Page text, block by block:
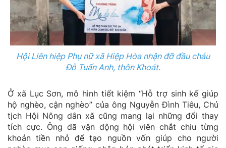
Hội Liên hiệp Phụ nữ xã Hiệp Hòa nhận đỡ đầu cháu
Đỗ Tuấn Anh, thôn Khoát.
Ở xã Lục Sơn, mô hình tiết kiệm “Hỗ trợ sinh kế giúp
hộ nghèo, cận nghèo” của ông Nguyễn Đình Tiêu, Chủ
tịch Hội Nông dân xã cũng mang lại những đổi thay
tích cực. Ông đã vận động hội viên chắt chiu từng
khoản tiền nhỏ để tạo nguồn vốn giúp cho người